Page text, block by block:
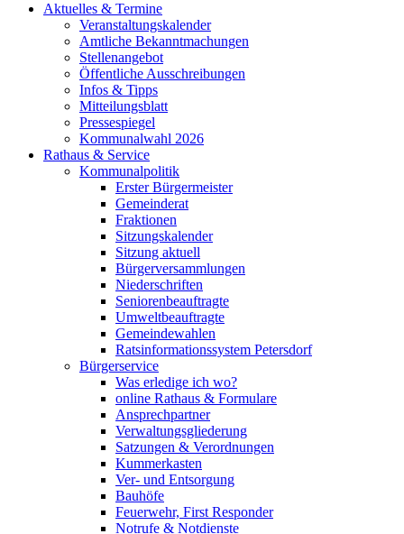
Aktuelles & Termine
Veranstaltungskalender
Amtliche Bekanntmachungen
Stellenangebot
Öffentliche Ausschreibungen
Infos & Tipps
Mitteilungsblatt
Pressespiegel
Kommunalwahl 2026
Rathaus & Service
Kommunalpolitik
Erster Bürgermeister
Gemeinderat
Fraktionen
Sitzungskalender
Sitzung aktuell
Bürgerversammlungen
Niederschriften
Seniorenbeauftragte
Umweltbeauftragte
Gemeindewahlen
Ratsinformationssystem Petersdorf
Bürgerservice
Was erledige ich wo?
online Rathaus & Formulare
Ansprechpartner
Verwaltungsgliederung
Satzungen & Verordnungen
Kummerkasten
Ver- und Entsorgung
Bauhöfe
Feuerwehr, First Responder
Notrufe & Notdienste